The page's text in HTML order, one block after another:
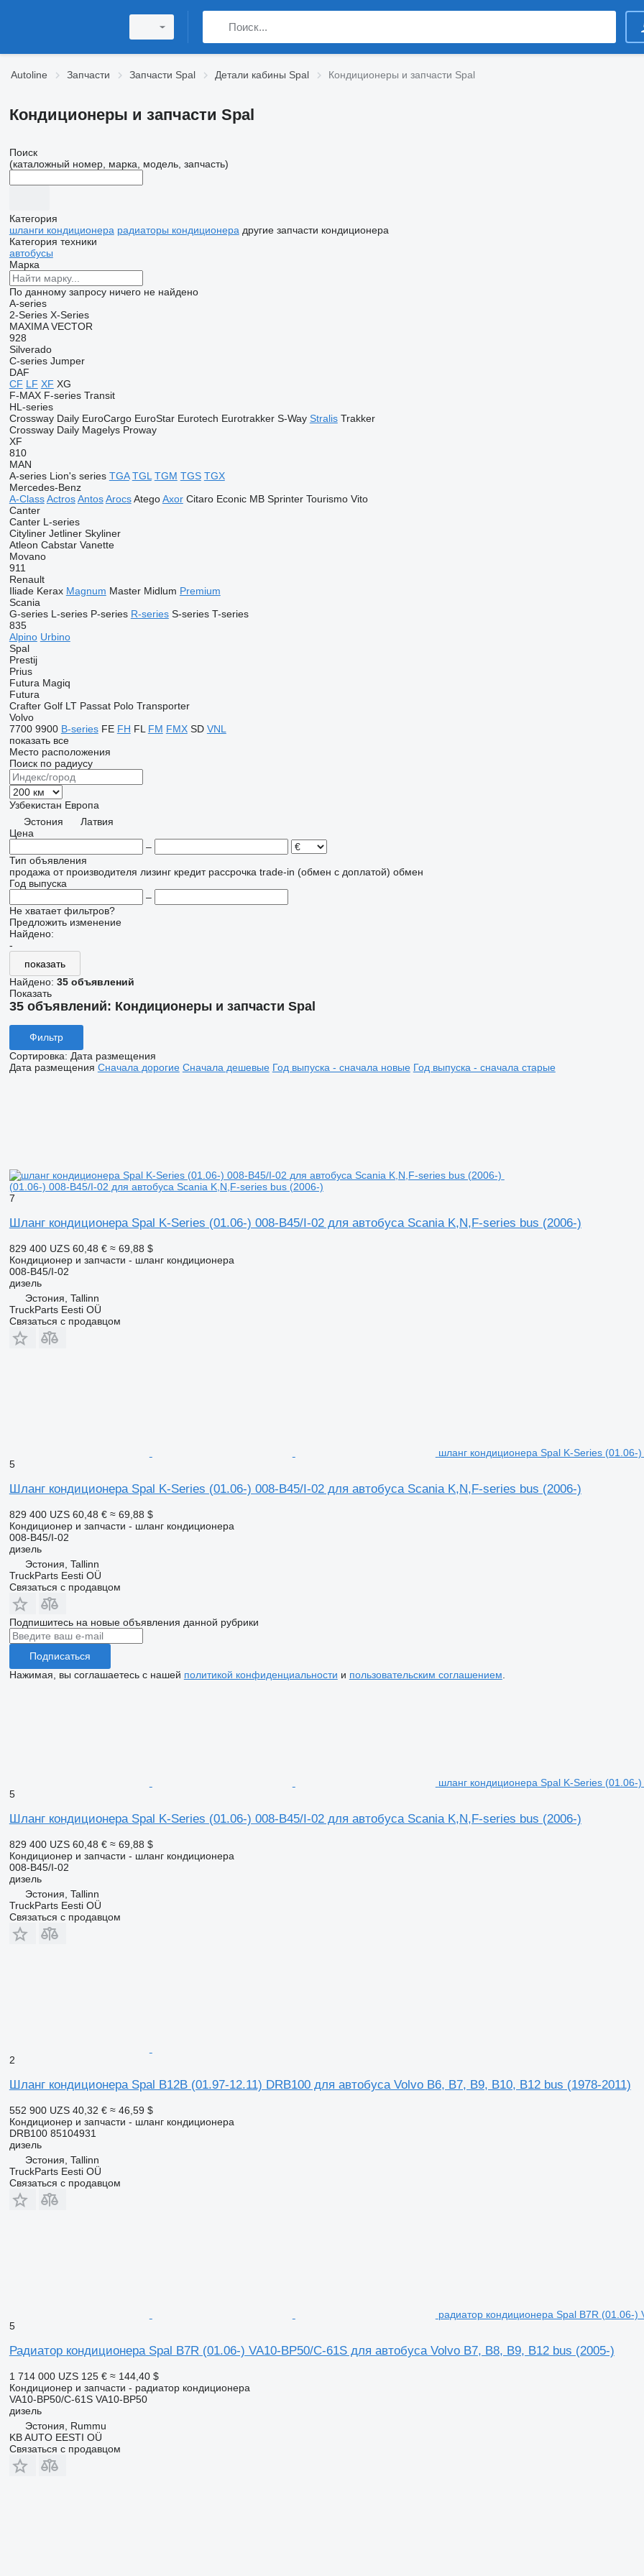
Autoline Запчасти Запчасти Spal Детали кабины Spal Кондиционеры и запчасти Spal
Кондиционеры и запчасти Spal
Поиск
(каталожный номер, марка, модель, запчасть)
Категория
шланги кондиционера радиаторы кондиционера другие запчасти кондиционера
Категория техники
автобусы
Марка
По данному запросу ничего не найдено
A-series
2-Series X-Series
MAXIMA VECTOR
928
Silverado
C-series Jumper
DAF
CF LF XF XG
F-MAX F-series Transit
HL-series
Crossway Daily EuroCargo EuroStar Eurotech Eurotrakker S-Way Stralis Trakker
Crossway Daily Magelys Proway
XF
810
MAN
A-series Lion's series TGA TGL TGM TGS TGX
Mercedes-Benz
A-Class Actros Antos Arocs Atego Axor Citaro Econic MB Sprinter Tourismo Vito
Canter
Canter L-series
Cityliner Jetliner Skyliner
Atleon Cabstar Vanette
Movano
911
Renault
Iliade Kerax Magnum Master Midlum Premium
Scania
G-series L-series P-series R-series S-series T-series
835
Alpino Urbino
Spal
Prestij
Prius
Futura Magiq
Futura
Crafter Golf LT Passat Polo Transporter
Volvo
7700 9900 B-series FE FH FL FM FMX SD VNL
показать все
Место расположения
Поиск по радиусу
Узбекистан Европа
Эстония
Латвия
Цена
–
Тип объявления
продажа от производителя лизинг кредит рассрочка trade-in (обмен с доплатой) обмен
Год выпуска
–
Не хватает фильтров?
Предложить изменение
Найдено:
-
показать
Найдено: 35 объявлений
Показать
35 объявлений: Кондиционеры и запчасти Spal
Фильтр
Сортировка: Дата размещения
Дата размещения Сначала дорогие Сначала дешевые Год выпуска - сначала новые Год выпуска - сначала старые
(01.06-) 008-B45/I-02 для автобуса Scania K,N,F-series bus (2006-)
7
Шланг кондиционера Spal K-Series (01.06-) 008-B45/I-02 для автобуса Scania K,N,F-series bus (2006-)
829 400 UZS 60,48 € ≈ 69,88 $
Кондиционер и запчасти - шланг кондиционера
008-B45/I-02
дизель
Эстония, Tallinn
TruckParts Eesti OÜ
Связаться с продавцом
шланг кондиционера Spal K-Series
5
Шланг кондиционера Spal K-Series (01.06-) 008-B45/I-02 для автобуса Scania K,N,F-series bus (2006-)
829 400 UZS 60,48 € ≈ 69,88 $
Кондиционер и запчасти - шланг кондиционера
008-B45/I-02
дизель
Эстония, Tallinn
TruckParts Eesti OÜ
Связаться с продавцом
Подпишитесь на новые объявления данной рубрики
Подписаться
Нажимая, вы соглашаетесь с нашей политикой конфиденциальности и пользовательским соглашением
шланг кондиционера Spal K-Series
5
Шланг кондиционера Spal K-Series (01.06-) 008-B45/I-02 для автобуса Scania K,N,F-series bus (2006-)
829 400 UZS 60,48 € ≈ 69,88 $
Кондиционер и запчасти - шланг кондиционера
008-B45/I-02
дизель
Эстония, Tallinn
TruckParts Eesti OÜ
Связаться с продавцом
2
Шланг кондиционера Spal B12B (01.97-12.11) DRB100 для автобуса Volvo B6, B7, B9, B10, B12 bus (1978-2011)
552 900 UZS 40,32 € ≈ 46,59 $
Кондиционер и запчасти - шланг кондиционера
DRB100 85104931
дизель
Эстония, Tallinn
TruckParts Eesti OÜ
Связаться с продавцом
радиатор кондиционера Spal B7R (01.06-)
5
Радиатор кондиционера Spal B7R (01.06-) VA10-BP50/C-61S для автобуса Volvo B7, B8, B9, B12 bus (2005-)
1 714 000 UZS 125 € ≈ 144,40 $
Кондиционер и запчасти - радиатор кондиционера
VA10-BP50/C-61S VA10-BP50
дизель
Эстония, Rummu
KB AUTO EESTI OÜ
Связаться с продавцом